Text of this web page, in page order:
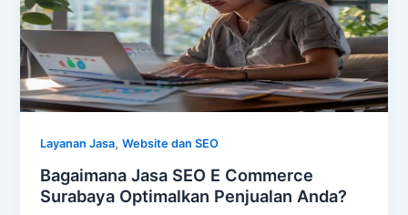
Layanan Jasa,Website dan SEO
Bagaimana Jasa SEO E Commerce
Surabaya Optimalkan Penjualan Anda?